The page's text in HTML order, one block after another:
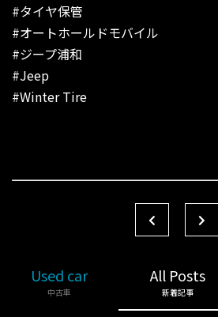
#タイヤ保管
#オートホールドモバイル
#ジープ浦和
#Jeep
#Winter Tire
Used car
中古車
All Posts
新着記事